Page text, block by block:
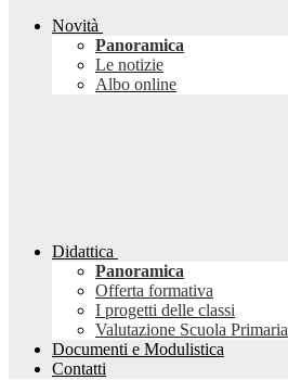
Novità
Panoramica
Le notizie
Albo online
Didattica
Panoramica
Offerta formativa
I progetti delle classi
Valutazione Scuola Primaria
Documenti e Modulistica
Contatti